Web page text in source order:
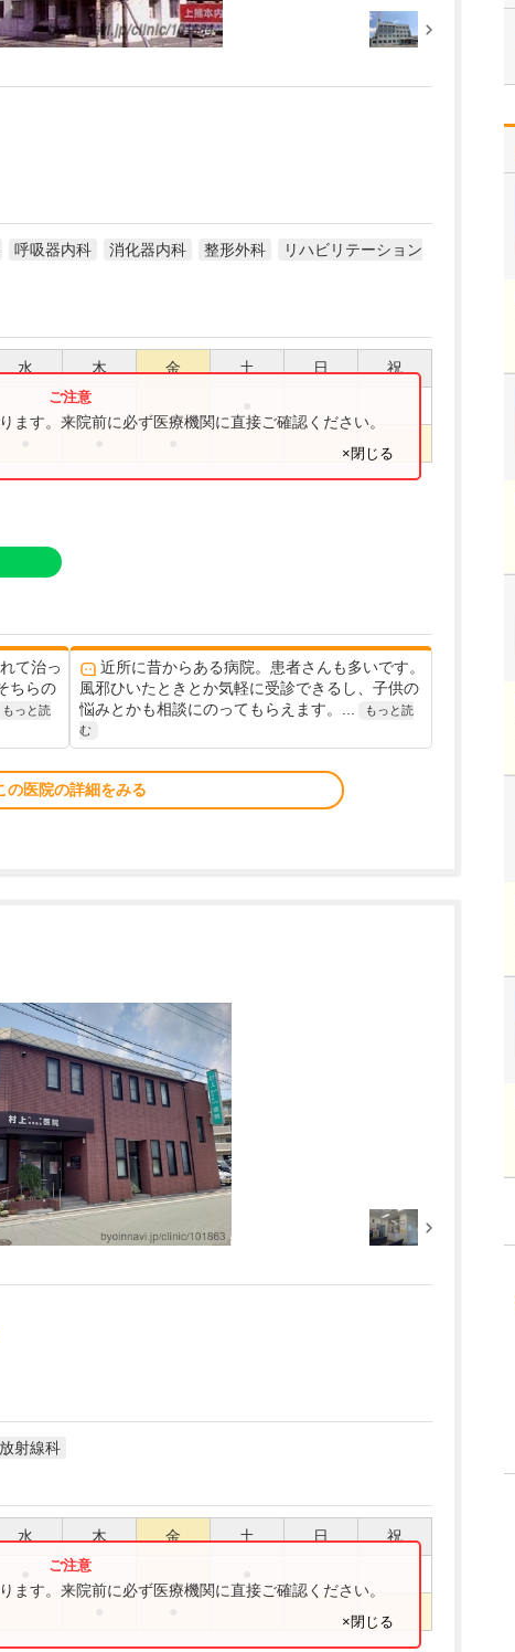
呼吸器内科 消化器内科 整形外科
リハビリテーション
水 木 金 土 日 祝
ます。来院前に必ず医療機関に直接ご確認ください。
×閉じる
て治っ
ちらの
もっと読
近所に昔からある病院。患者さんも多いです。
風邪ひいたときとか気軽に受診できるし、子供の
悩みとかも相談にのってもらえます。...
もっと読
む
の医院の詳細をみる
放射線科
水 木 金 土 日 祝
ます。来院前に必ず医療機関に直接ご確認ください。
×閉じる